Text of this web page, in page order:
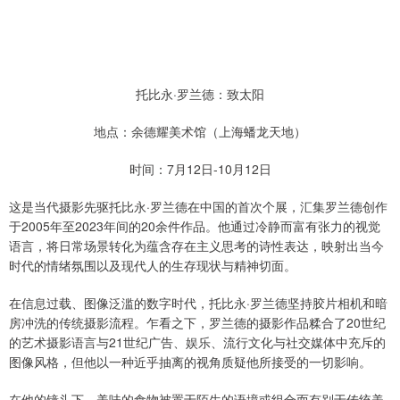
托比永·罗兰德：致太阳
地点：余德耀美术馆（上海蟠龙天地）
时间：7月12日-10月12日
这是当代摄影先驱托比永·罗兰德在中国的首次个展，汇集罗兰德创作
于2005年至2023年间的20余件作品。他通过冷静而富有张力的视觉
语言，将日常场景转化为蕴含存在主义思考的诗性表达，映射出当今
时代的情绪氛围以及现代人的生存现状与精神切面。
在信息过载、图像泛滥的数字时代，托比永·罗兰德坚持胶片相机和暗
房冲洗的传统摄影流程。乍看之下，罗兰德的摄影作品糅合了20世纪
的艺术摄影语言与21世纪广告、娱乐、流行文化与社交媒体中充斥的
图像风格，但他以一种近乎抽离的视角质疑他所接受的一切影响。